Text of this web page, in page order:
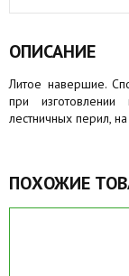
ОПИСАНИЕ
Литое навершие.
при
лестничных перил,
ПОХОЖИЕ